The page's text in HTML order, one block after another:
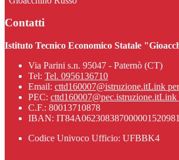
Contatti
Istituto Tecnico Economico Statale
Via Parini s.n. 95047 - Paternò (CT)
Tel: Tel. 0956136710
Email: cttd160007@istruzione.itLink
PEC: cttd160007@pec.istruzione.itLink
C.F.: 80013710878
IBAN:
Codice Univoco Ufficio: UFBBK4